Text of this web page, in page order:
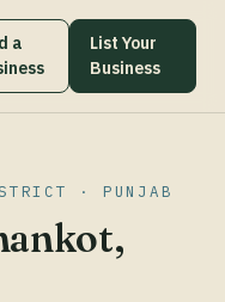
a
List Your
Business
· PUNJAB